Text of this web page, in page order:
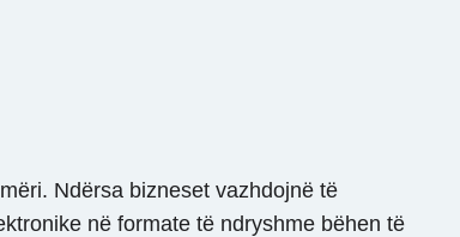
Ndërsa bizneset vazhdojnë të
në formate të ndryshme bëhen të